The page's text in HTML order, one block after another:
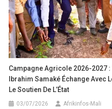
Campagne Agricole 2026-2027
Ibrahim Samaké Échange Avec
Le Soutien De L’État
03/07/2026 Afrikinfos-Mali